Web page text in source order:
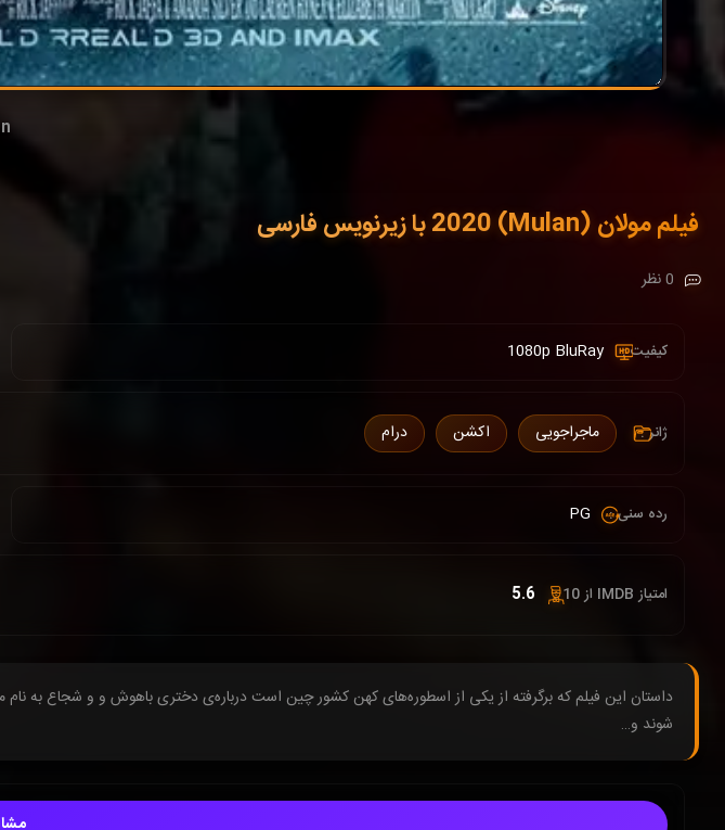
فیلم مولان (Mulan) 2020 با زیرنویس فارسی
0 نظر
کیفیت : 1080p BluRay
ژانر : ماجراجویی اکشن درام
رده سنی : PG
امتیاز IMDB از 10 : 5.6
داستان این فیلم که برگرفته از یکی از اسطوره‌های کهن کشور چین است درباره‌ی دختری باهوش و و شجاع به
شوند و…